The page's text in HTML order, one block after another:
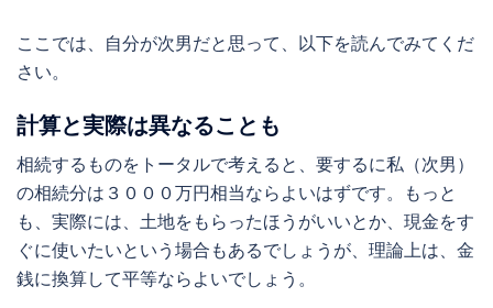
ここでは、自分が次男だと思って、以下を読んでみてくだ
さい。
計算と実際は異なることも
相続するものをトータルで考えると、要するに私（次男）
の相続分は３０００万円相当ならよいはずです。もっと
も、実際には、土地をもらったほうがいいとか、現金をす
ぐに使いたいという場合もあるでしょうが、理論上は、金
銭に換算して平等ならよいでしょう。